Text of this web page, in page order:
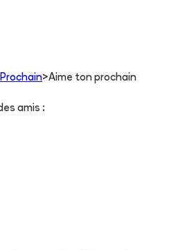
>Aime ton prochain
amis :